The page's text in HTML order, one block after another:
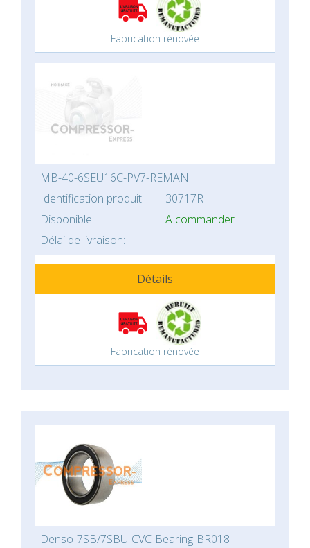
Fabrication rénovée
MB-40-6SEU16C-PV7-REMAN
Identification produit:
30717R
Disponible:
A commander
Délai de livraison:
-
Détails
Fabrication rénovée
Denso-7SB/7SBU-CVC-Bearing-BR018